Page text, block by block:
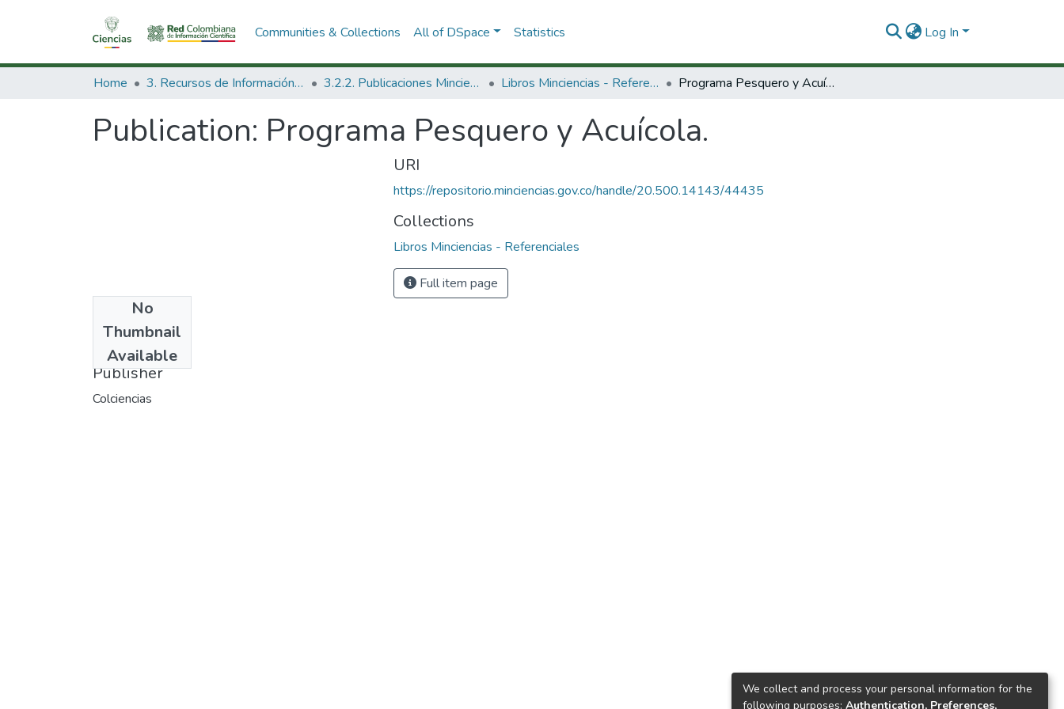
Communities & Collections All of DSpace Statistics Log In
Home 3. Recursos de Información Científica y Tecnológica 3.2.2. Publicaciones Minciencias Libros Minciencias - Referenciales Programa Pesquero y Acuícola.
Publication: Programa Pesquero y Acuícola.
No
Thumbnail
Available
1986
Publisher
Colciencias
URI
https://repositorio.minciencias.gov.co/handle/20.500.14143/44435
Collections
Libros Minciencias - Referenciales
Full item page
We collect and process your personal information for the
following purposes: Authentication, Preferences,